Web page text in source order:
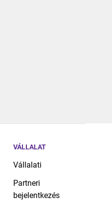
VÁLLALAT
Vállalati
Partneri
bejelentkezés